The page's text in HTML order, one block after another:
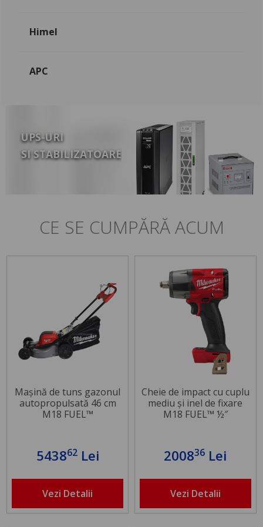
Himel
APC
UPS-URI
SI STABILIZATOARE
CE SE CUMPĂRĂ ACUM
Mașină de tuns gazonul
autopropulsată 46 cm
M18 FUEL™
543862Lei
Vezi Detalii
Cheie de impact cu cuplu
mediu și inel de fixare
M18 FUEL™ ½″
200836 Lei
Vezi Detalii